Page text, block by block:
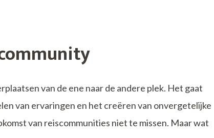
van de ene naar de andere plek. Het gaat
van ervaringen en het creëren van onvergetelijke
van reiscommunities niet te missen. Maar wat